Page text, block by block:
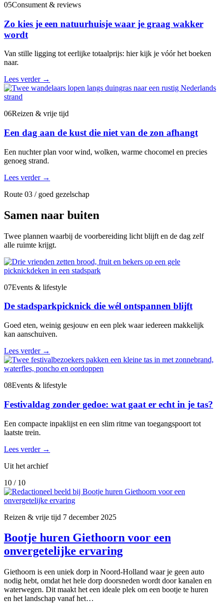
05Consument & reviews
Zo kies je een natuurhuisje waar je graag wakker
wordt
Van stille ligging tot eerlijke totaalprijs: hier kijk je vóór het boeken
naar.
Lees verder →
06Reizen & vrije tijd
Een dag aan de kust die niet van de zon afhangt
Een nuchter plan voor wind, wolken, warme chocomel en precies
genoeg strand.
Lees verder →
Route 03 / goed gezelschap
Samen naar buiten
Twee plannen waarbij de voorbereiding licht blijft en de dag zelf
alle ruimte krijgt.
07Events & lifestyle
De stadsparkpicknick die wél ontspannen blijft
Goed eten, weinig gesjouw en een plek waar iedereen makkelijk
kan aanschuiven.
Lees verder →
08Events & lifestyle
Festivaldag zonder gedoe: wat gaat er echt in je tas?
Een compacte inpaklijst en een slim ritme van toegangspoort tot
laatste trein.
Lees verder →
Uit het archief
10 / 10
Reizen & vrije tijd 7 december 2025
Bootje huren Giethoorn voor een
onvergetelijke ervaring
Giethoorn is een uniek dorp in Noord-Holland waar je geen auto
nodig hebt, omdat het hele dorp doorsneden wordt door kanalen en
waterwegen. Dit maakt het een ideale plek om een bootje te huren
en het landschap vanaf het…